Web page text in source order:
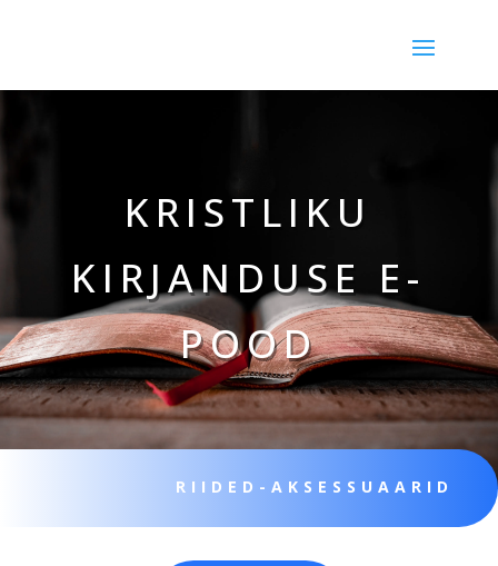
KRISTLIKU
KIRJANDUSE E-
POOD
RIIDED-AKSESSUAARID